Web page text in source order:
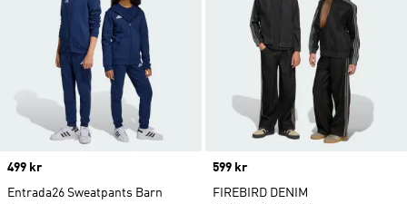
Price
499 kr
Entrada26 Sweatpants Barn
Price
599 kr
FIREBIRD DENIM